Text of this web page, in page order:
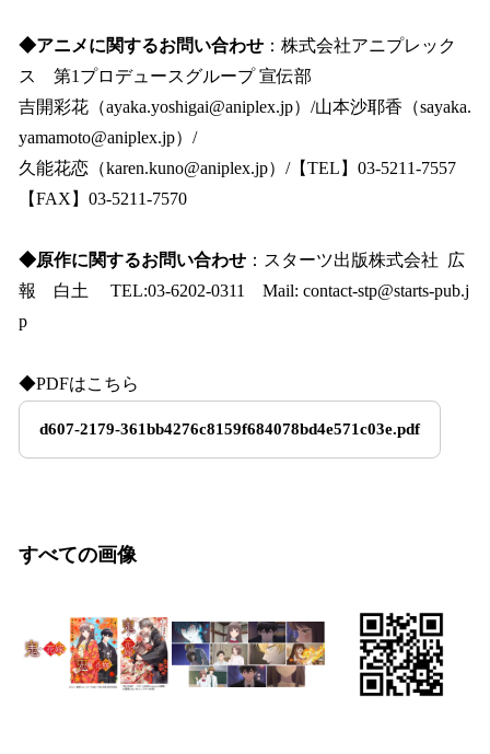
◆アニメに関するお問い合わせ ：株式会社アニプレック
ス 第1プロデュースグループ 宣伝部
吉開彩花（ayaka.yoshigai@aniplex.jp）/山本沙耶香（sayaka.
yamamoto@aniplex.jp）/
久能花恋（karen.kuno@aniplex.jp）/【TEL】03-5211-7557
【FAX】03-5211-7570
◆原作に関するお問い合わせ ：スターツ出版株式会社 広
報 白土 TEL:03-6202-0311 Mail: contact-stp@starts-pub.j
p
◆PDFはこちら
d607-2179-361bb4276c8159f684078bd4e571c03e.pdf
すべての画像